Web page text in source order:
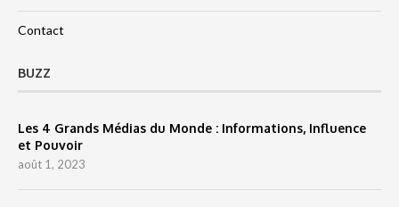
Contact
BUZZ
Les 4 Grands Médias du Monde : Informations, Influence
et Pouvoir
août 1, 2023